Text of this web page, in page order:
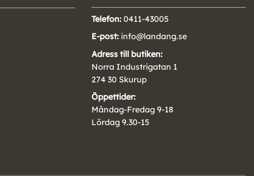
Telefon: 0411-43005
E-post: info@landang.se
Adress till butiken:
Norra Industrigatan 1
274 30 Skurup
Öppettider:
Måndag-Fredag 9-18
Lördag 9.30-15